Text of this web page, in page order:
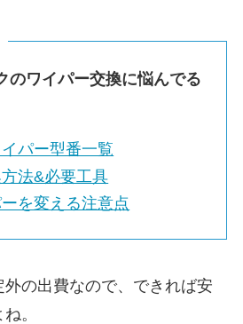
のワイパー交換に悩んでる
パー型番一覧
法&必要工具
を変える注意点
の出費なので、できれば安
。